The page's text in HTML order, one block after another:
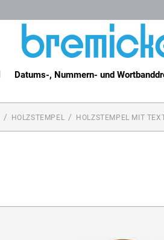
Datums-, Nummern- und
HOLZSTEMPEL HOLZSTEMPEL MIT